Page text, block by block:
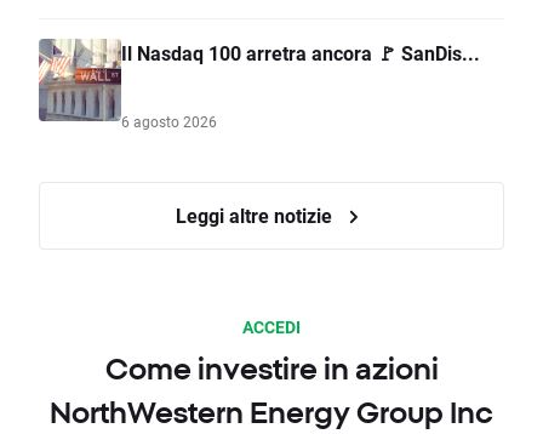
Il Nasdaq 100 arretra ancora 🚩 SanDis...
6 agosto 2026
Leggi altre notizie
ACCEDI
Come investire in azioni
NorthWestern Energy Group Inc